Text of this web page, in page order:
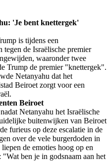
'Je bent knettergek'
is tijdens een
de Israëlische premier
waaronder twee
Trump de premier "knettergek".
Netanyahu dat het
Beiroet zorgt voor een
Beiroet
Netanyahu het Israëlische
buitenwijken van Beiroet
furieus op deze escalatie in de
over de vele burgerdoden in
de emoties hoog op en
ben je in godsnaam aan het